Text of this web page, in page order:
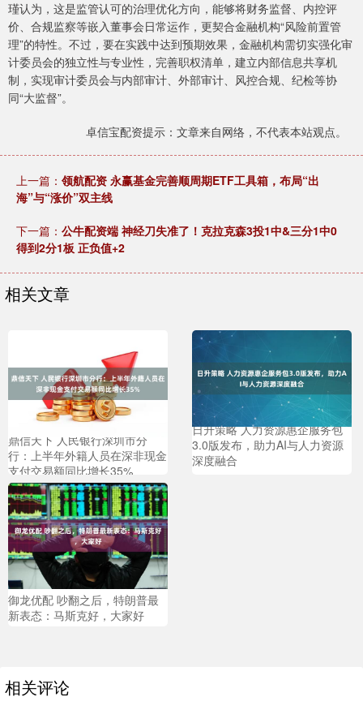
瑾认为，这是监管认可的治理优化方向，能够将财务监督、内控评
价、合规监察等嵌入董事会日常运作，更契合金融机构“风险前置管
理”的特性。不过，要在实践中达到预期效果，金融机构需切实强化审
计委员会的独立性与专业性，完善职权清单，建立内部信息共享机
制，实现审计委员会与内部审计、外部审计、风控合规、纪检等协
同“大监督”。
卓信宝配资提示：文章来自网络，不代表本站观点。
上一篇： 领航配资 永赢基金完善顺周期ETF工具箱，布局“出
海”与“涨价”双主线
下一篇： 公牛配资端 神经刀失准了！克拉克森3投1中&三分1中0
得到2分1板 正负值+2
相关文章
鼎信天下 人民银行深圳市分
行：上半年外籍人员在深非现金
支付交易额同比增长35%
日升策略 人力资源惠企服务包
3.0版发布，助力AI与人力资源
深度融合
御龙优配 吵翻之后，特朗普最
新表态：马斯克好，大家好
相关评论